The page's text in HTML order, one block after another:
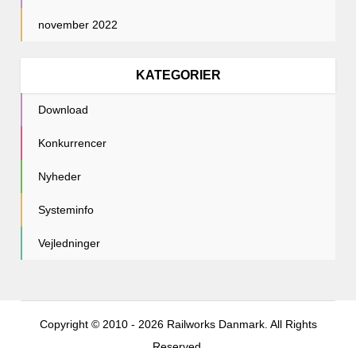
november 2022
KATEGORIER
Download
Konkurrencer
Nyheder
Systeminfo
Vejledninger
Copyright © 2010 - 2026 Railworks Danmark. All Rights